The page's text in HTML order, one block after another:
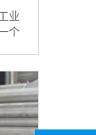
业
个
问
一
: